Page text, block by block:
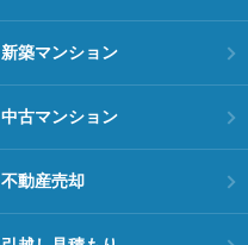
新築マンション
中古マンション
不動産売却